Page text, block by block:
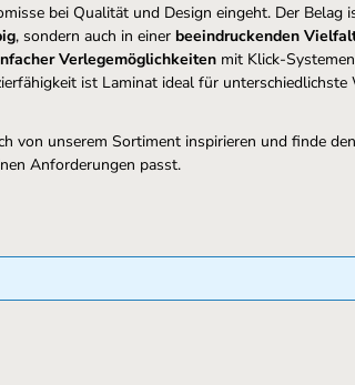
bei Qualität und Design eingeht. Der Belag
, sondern auch in einer beeindruckenden
Verlegemöglichkeiten mit Klick-
ist Laminat ideal für
von unserem Sortiment inspirieren und finde
Anforderungen passt.